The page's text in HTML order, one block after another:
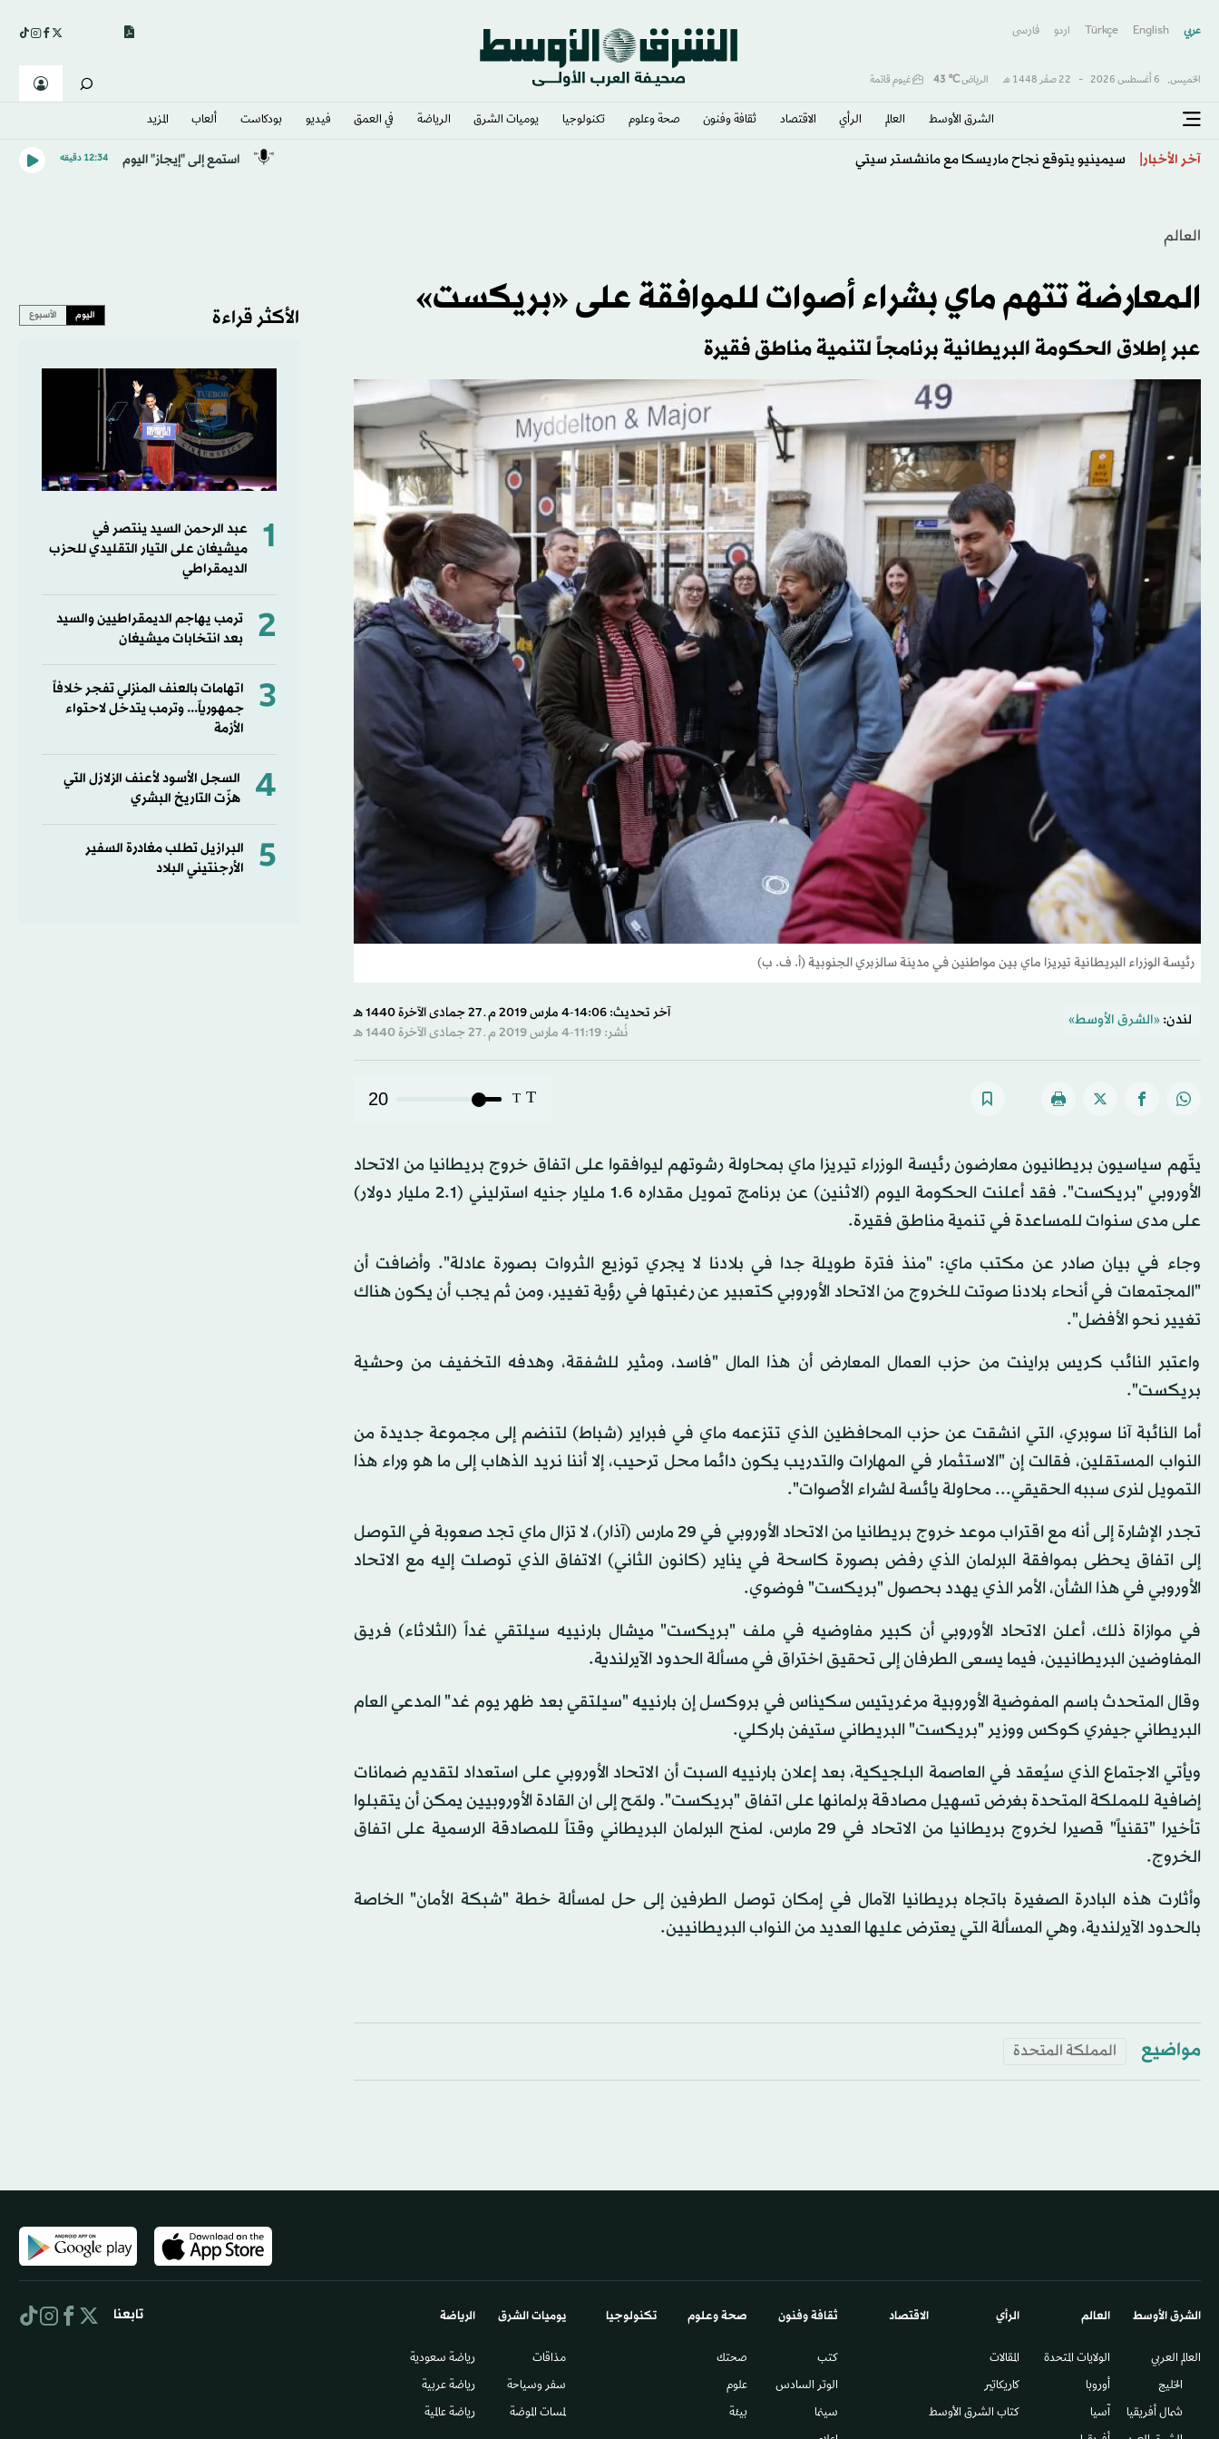
عربي English
Türkçe اردو فارسى
الخميس, 6 أغسطس 2026 - 22 صفَر 1448 هـ الرياض℃
43 غيوم قاتمة
الشرق الأوسط​ العالم الرأي الاقتصاد ثقافة وفنون صحة وعلوم تكنولوجيا يوميات الشرق​ الرياضة في العمق فيديو بودكاست ألعاب المزيد
آخر الأخبار استمع إلى "إيجاز" اليوم 12:34 دقيقه
العالم
المعارضة تتهم ماي بشراء أصوات للموافقة على «بريكست»
عبر إطلاق الحكومة البريطانية برنامجاً لتنمية مناطق فقيرة
رئيسة الوزراء البريطانية تيريزا ماي بين مواطنين في مدينة سالزبري الجنوبية (أ. ف. ب)
لندن: «الشرق الأوسط»
آخر تحديث: 14:06-4 مارس 2019 م ـ 27 جمادى الآخرة 1440 هـ
نُشر: 11:19-4 مارس 2019 م ـ 27 جمادى الآخرة 1440 هـ
T
T
20
يتّهم سياسيون بريطانيون معارضون رئيسة الوزراء تيريزا ماي بمحاولة رشوتهم ليوافقوا على اتفاق خروج بريطانيا من الاتحاد
الأوروبي "بريكست". فقد أعلنت الحكومة اليوم (الاثنين) عن برنامج تمويل مقداره 1.6 مليار جنيه استرليني (2.1 مليار دولار)
على مدى سنوات للمساعدة في تنمية مناطق فقيرة.
وجاء في بيان صادر عن مكتب ماي: "منذ فترة طويلة جدا في بلادنا لا يجري توزيع الثروات بصورة عادلة". وأضافت أن
"المجتمعات في أنحاء بلادنا صوتت للخروج من الاتحاد الأوروبي كتعبير عن رغبتها في رؤية تغيير، ومن ثم يجب أن يكون هناك
تغيير نحو الأفضل".
واعتبر النائب كريس براينت من حزب العمال المعارض أن هذا المال "فاسد، ومثير للشفقة، وهدفه التخفيف من وحشية
بريكست".
أما النائبة آنا سوبري، التي انشقت عن حزب المحافظين الذي تتزعمه ماي في فبراير (شباط) لتنضم إلى مجموعة جديدة من
النواب المستقلين، فقالت إن "الاستثمار في المهارات والتدريب يكون دائما محل ترحيب، إلا أننا نريد الذهاب إلى ما هو وراء هذا
التمويل لنرى سببه الحقيقي... محاولة يائسة لشراء الأصوات".
تجدر الإشارة إلى أنه مع اقتراب موعد خروج بريطانيا من الاتحاد الأوروبي في 29 مارس (آذار)، لا تزال ماي تجد صعوبة في التوصل
إلى اتفاق يحظى بموافقة البرلمان الذي رفض بصورة كاسحة في يناير (كانون الثاني) الاتفاق الذي توصلت إليه مع الاتحاد
الأوروبي في هذا الشأن، الأمر الذي يهدد بحصول "بريكست" فوضوي.
في موازاة ذلك، أعلن الاتحاد الأوروبي أن كبير مفاوضيه في ملف "بريكست" ميشال بارنييه سيلتقي غداً (الثلاثاء) فريق
المفاوضين البريطانيين، فيما يسعى الطرفان إلى تحقيق اختراق في مسألة الحدود الآيرلندية.
وقال المتحدث باسم المفوضية الأوروبية مرغريتيس سكيناس في بروكسل إن بارنييه "سيلتقي بعد ظهر يوم غد" المدعي العام
البريطاني جيفري كوكس ووزير "بريكست" البريطاني ستيفن باركلي.
ويأتي الاجتماع الذي سيُعقد في العاصمة البلجيكية، بعد إعلان بارنييه السبت أن الاتحاد الأوروبي على استعداد لتقديم ضمانات
إضافية للمملكة المتحدة بغرض تسهيل مصادقة برلمانها على اتفاق "بريكست". ولمّح إلى ان القادة الأوروبيين يمكن أن يتقبلوا
تأخيرا "تقنياً" قصيرا لخروج بريطانيا من الاتحاد في 29 مارس، لمنح البرلمان البريطاني وقتاً للمصادقة الرسمية على اتفاق
الخروج.
وأثارت هذه البادرة الصغيرة باتجاه بريطانيا الآمال في إمكان توصل الطرفين إلى حل لمسألة خطة "شبكة الأمان" الخاصة
بالحدود الآيرلندية، وهي المسألة التي يعترض عليها العديد من النواب البريطانيين.
مواضيع المملكة المتحدة
الأكثر قراءة اليوم الأسبوع
1
عبد الرحمن السيد ينتصر في
ميشيغان على التيار التقليدي للحزب
الديمقراطي
2
ترمب يهاجم الديمقراطيين والسيد
بعد انتخابات ميشيغان
3
اتهامات بالعنف المنزلي تفجر خلافاً
جمهورياً... وترمب يتدخل لاحتواء
الأزمة
4
السجل الأسود لأعنف الزلازل التي
هزّت التاريخ البشري
5
البرازيل تطلب مغادرة السفير
الأرجنتيني البلاد
الشرق الأوسط​
العالم العربي
الخليج
شمال أفريقيا
العالم
الولايات المتحدة
أوروبا
آسيا
الرأي
المقالات
كاريكاتير
كتاب الشرق الأوسط
الاقتصاد ثقافة وفنون
كتب
الوتر السادس​
سينما
صحة وعلوم
صحتك
علوم
بيئة
تكنولوجيا يوميات الشرق​
مذاقات
سفر وسياحة
لمسات الموضة
الرياضة
رياضة سعودية
رياضة عربية
رياضة عالمية
تابعنا